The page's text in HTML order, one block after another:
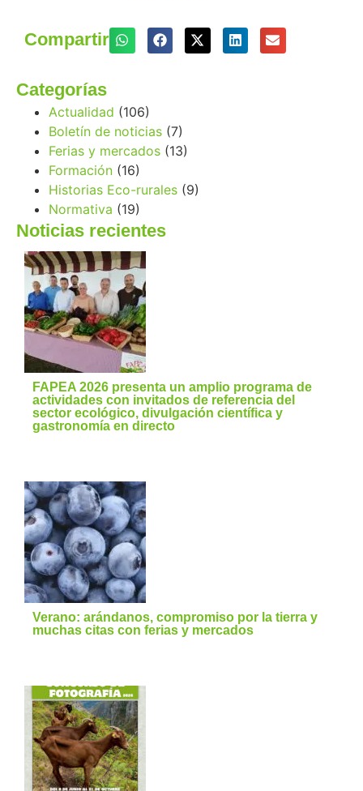
Compartir
Categorías
Actualidad (106)
Boletín de noticias (7)
Ferias y mercados (13)
Formación (16)
Historias Eco-rurales (9)
Normativa (19)
Noticias recientes
FAPEA 2026 presenta un amplio programa de
actividades con invitados de referencia del
sector ecológico, divulgación científica y
gastronomía en directo
Verano: arándanos, compromiso por la tierra y
muchas citas con ferias y mercados